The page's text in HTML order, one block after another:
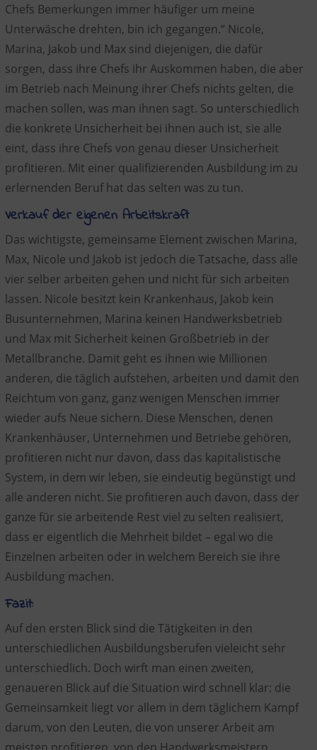
Chefs Bemerkungen immer häufiger um meine
Unterwäsche drehten, bin ich gegangen.“ Nicole,
Marina, Jakob und Max sind diejenigen, die dafür
sorgen, dass ihre Chefs ihr Auskommen haben, die aber
im Betrieb nach Meinung ihrer Chefs nichts gelten, die
machen sollen, was man ihnen sagt. So unterschiedlich
die konkrete Unsicherheit bei ihnen auch ist, sie alle
eint, dass ihre Chefs von genau dieser Unsicherheit
profitieren. Mit einer qualifizierenden Ausbildung im zu
erlernenden Beruf hat das selten was zu tun.
Verkauf der eigenen Arbeitskraft
Das wichtigste, gemeinsame Element zwischen Marina,
Max, Nicole und Jakob ist jedoch die Tatsache, dass alle
vier selber arbeiten gehen und nicht für sich arbeiten
lassen. Nicole besitzt kein Krankenhaus, Jakob kein
Busunternehmen, Marina keinen Handwerksbetrieb
und Max mit Sicherheit keinen Großbetrieb in der
Metallbranche. Damit geht es ihnen wie Millionen
anderen, die täglich aufstehen, arbeiten und damit den
Reichtum von ganz, ganz wenigen Menschen immer
wieder aufs Neue sichern. Diese Menschen, denen
Krankenhäuser, Unternehmen und Betriebe gehören,
profitieren nicht nur davon, dass das kapitalistische
System, in dem wir leben, sie eindeutig begünstigt und
alle anderen nicht. Sie profitieren auch davon, dass der
ganze für sie arbeitende Rest viel zu selten realisiert,
dass er eigentlich die Mehrheit bildet – egal wo die
Einzelnen arbeiten oder in welchem Bereich sie ihre
Ausbildung machen.
Fazit:
Auf den ersten Blick sind die Tätigkeiten in den
unterschiedlichen Ausbildungsberufen vieleicht sehr
unterschiedlich. Doch wirft man einen zweiten,
genaueren Blick auf die Situation wird schnell klar: die
Gemeinsamkeit liegt vor allem in dem täglichem Kampf
darum, von den Leuten, die von unserer Arbeit am